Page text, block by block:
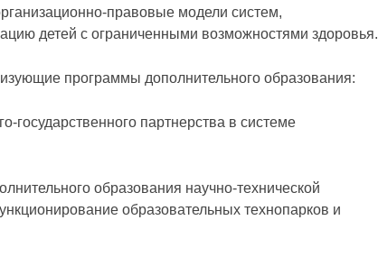
правовые модели систем,
детей с ограниченными возможностями здоровья.
программы дополнительного образования:
государственного партнерства в системе
образования научно-технической
образовательных технопарков и